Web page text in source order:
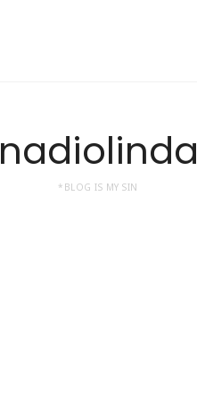
nadiolinda
*BLOG IS MY SIN